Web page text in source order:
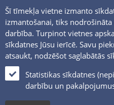
Šī tīmekļa vietne izmanto
izmantošanai, tiks
darbība. Turpinot vietnes
sīkdatnes Jūsu ierīcē. Savu
atsaukt, nodzēšot saglabātās
Statistikas sīkdatnes
darbību un
Jaunumi un notikumi